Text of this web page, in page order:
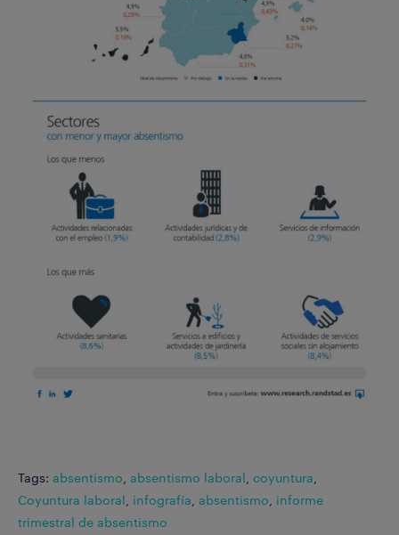
Tags: absentismo absentismo laboral coyuntura
Coyuntura laboral infografía absentismo informe
trimestral de absentismo